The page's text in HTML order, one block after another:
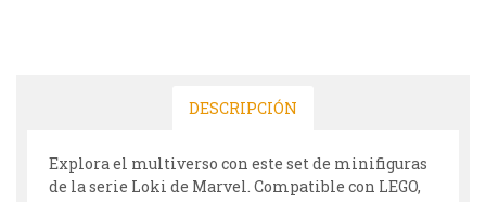
DESCRIPCIÓN
Explora el multiverso con este set de minifiguras
de la serie Loki de Marvel. Compatible con LEGO,